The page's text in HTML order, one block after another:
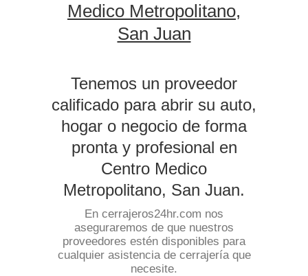
Medico Metropolitano,
San Juan
Tenemos un proveedor
calificado para abrir su auto,
hogar o negocio de forma
pronta y profesional en
Centro Medico
Metropolitano, San Juan.
En cerrajeros24hr.com nos
aseguraremos de que nuestros
proveedores estén disponibles para
cualquier asistencia de cerrajería que
necesite.